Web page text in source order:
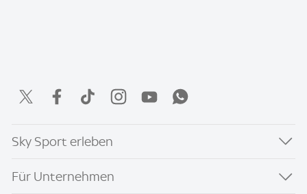
Sky Sport erleben
Für Unternehmen